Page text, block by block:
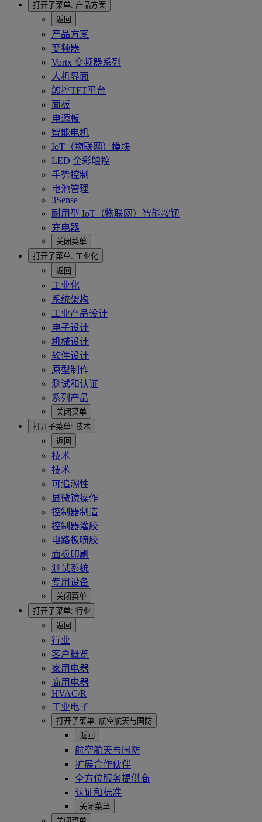
打开子菜单: 产品方案
返回
产品方案
变频器
Vortx 变频器系列
人机界面
触控TFT平台
面板
电源板
智能电机
IoT（物联网）模块
LED 全彩触控
手势控制
电池管理
3Sense
耐用型 IoT（物联网）智能按钮
充电器
关闭菜单
打开子菜单: 工业化
返回
工业化
系统架构
工业产品设计
电子设计
机械设计
软件设计
原型制作
测试和认证
系列产品
关闭菜单
打开子菜单: 技术
返回
技术
技术
可追溯性
显微镜操作
控制器制造
控制器灌胶
电路板喷胶
面板印刷
测试系统
专用设备
关闭菜单
打开子菜单: 行业
返回
行业
客户概览
家用电器
商用电器
HVAC/R
工业电子
打开子菜单: 航空航天与国防
返回
航空航天与国防
扩展合作伙伴
全方位服务提供商
认证和标准
关闭菜单